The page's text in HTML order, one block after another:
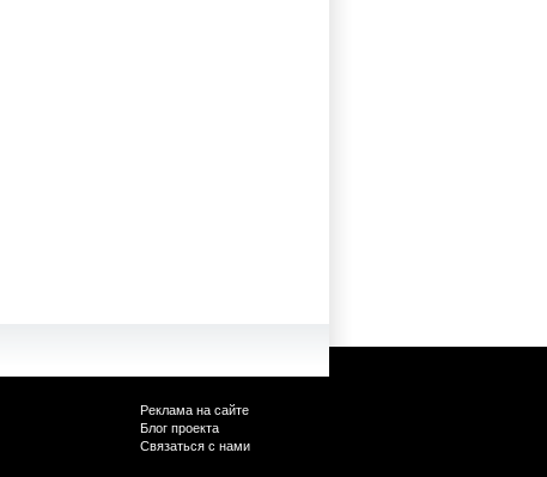
Реклама на сайте
Блог проекта
Связаться с нами